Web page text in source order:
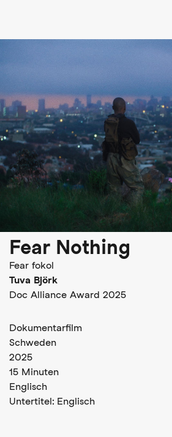
Inhalt
Fear Nothing
Fear fokol
Tuva Björk
Doc Alliance Award 2025
Dokumentarfilm
Schweden
2025
15 Minuten
Englisch
Untertitel: Englisch